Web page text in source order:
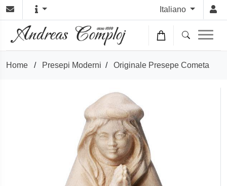
Italiano
Home / Presepi Moderni / Originale Presepe Cometa